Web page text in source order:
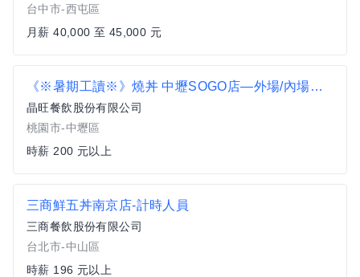
台中市-西屯區
月薪 40,000 至 45,000 元
《※暑期工讀※》燒丼 中壢SOGO店—外場/內場兼職人員
晶旺餐飲股份有限公司
桃園市-中壢區
時薪 200 元以上
三商鮮五丼南京店-計時人員
三商餐飲股份有限公司
台北市-中山區
時薪 196 元以上